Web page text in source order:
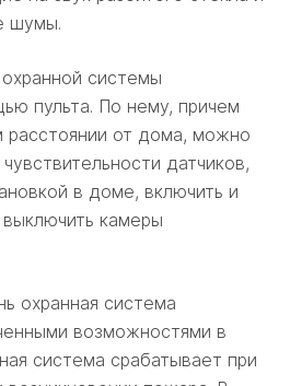
шумы.
системы
пульта. По нему, причем
расстоянии от дома, можно
датчиков,
в доме, включить и
камеры
охранная система
возможностями в
система срабатывает при